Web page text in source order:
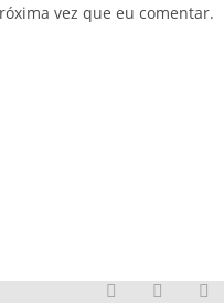
vez que eu comentar.